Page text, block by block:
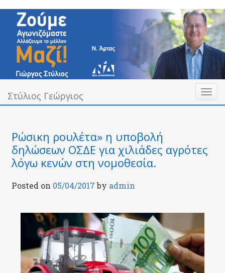
content
Στύλιος Γεώργιος
Υπεύθυνα Δίπλα σας Toggle
Στύλιος Γεώργιος
Ρώσικη ρουλέτα» η υποβολή
δηλώσεων ΟΣΔΕ για χιλιάδες αγρότες
λόγω κενών στη νομοθεσία.
Posted on 05/04/2017by admin